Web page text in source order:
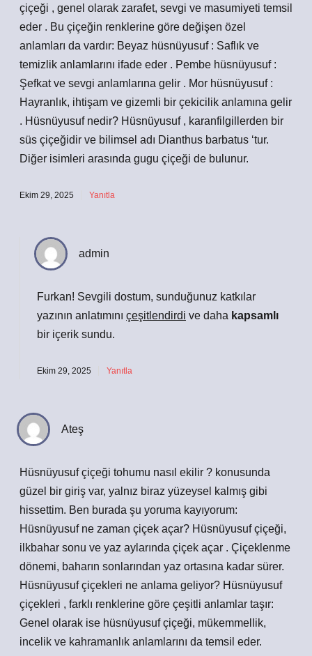
çiçeği , genel olarak zarafet, sevgi ve masumiyeti temsil
eder . Bu çiçeğin renklerine göre değişen özel
anlamları da vardır: Beyaz hüsnüyusuf : Saflık ve
temizlik anlamlarını ifade eder . Pembe hüsnüyusuf :
Şefkat ve sevgi anlamlarına gelir . Mor hüsnüyusuf :
Hayranlık, ihtişam ve gizemli bir çekicilik anlamına gelir
. Hüsnüyusuf nedir? Hüsnüyusuf , karanfilgillerden bir
süs çiçeğidir ve bilimsel adı Dianthus barbatus ‘tur.
Diğer isimleri arasında gugu çiçeği de bulunur.
Ekim 29, 2025 Yanıtla
admin
Furkan! Sevgili dostum, sunduğunuz katkılar
yazının anlatımını çeşitlendirdi ve daha kapsamlı
bir içerik sundu.
Ekim 29, 2025 Yanıtla
Ateş
Hüsnüyusuf çiçeği tohumu nasıl ekilir ? konusunda
güzel bir giriş var, yalnız biraz yüzeysel kalmış gibi
hissettim. Ben burada şu yoruma kayıyorum:
Hüsnüyusuf ne zaman çiçek açar? Hüsnüyusuf çiçeği,
ilkbahar sonu ve yaz aylarında çiçek açar . Çiçeklenme
dönemi, baharın sonlarından yaz ortasına kadar sürer.
Hüsnüyusuf çiçekleri ne anlama geliyor? Hüsnüyusuf
çiçekleri , farklı renklerine göre çeşitli anlamlar taşır:
Genel olarak ise hüsnüyusuf çiçeği, mükemmellik,
incelik ve kahramanlık anlamlarını da temsil eder.